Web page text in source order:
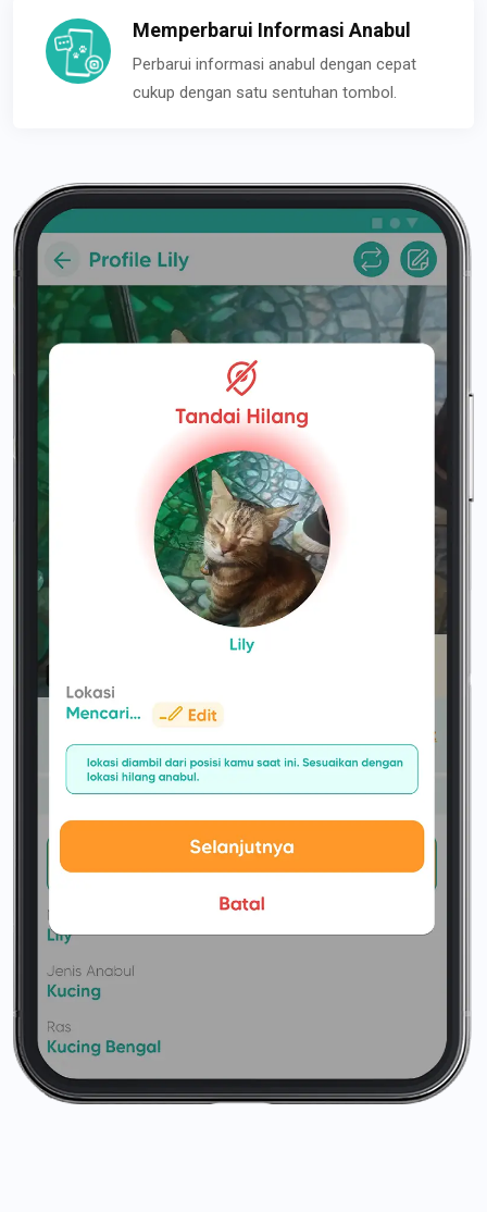
Memperbarui Informasi Anabul
Perbarui informasi anabul dengan cepat
cukup dengan satu sentuhan tombol.